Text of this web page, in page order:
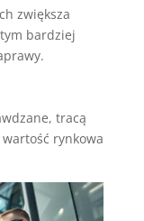
zwiększa
bardziej
tracą
rynkowa